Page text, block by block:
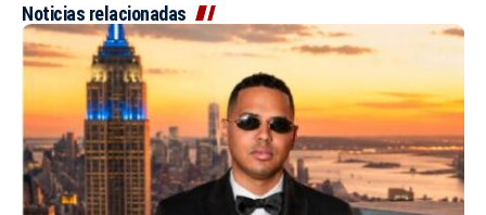
Noticias relacionadas